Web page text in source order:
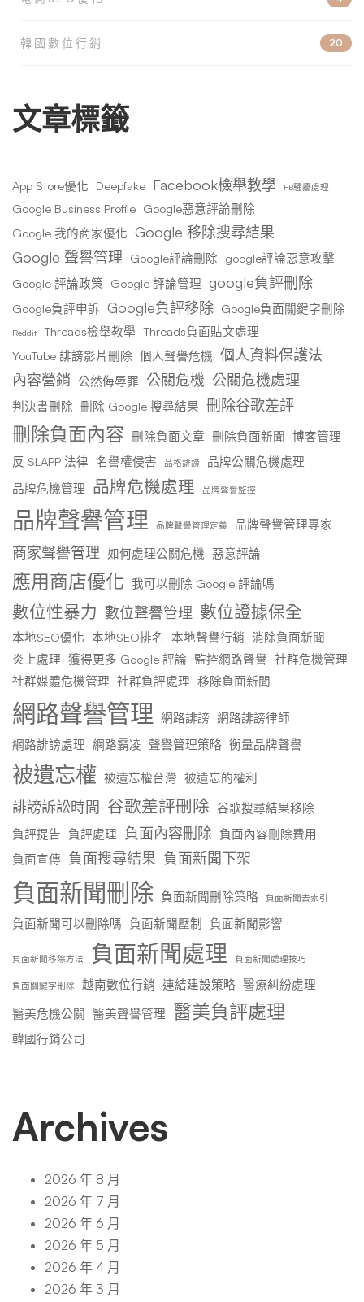
韓國數位行銷 20
文章標籤
App Store優化 Deepfake Facebook檢舉教學 FB騷擾處理
Google Business Profile Google惡意評論刪除
Google 我的商家優化 Google 移除搜尋結果
Google 聲譽管理 Google評論刪除 google評論惡意攻擊
Google 評論政策 Google 評論管理 google負評刪除
Google負評申訴 Google負評移除 Google負面關鍵字刪除
Reddit Threads檢舉教學 Threads負面貼文處理
YouTube 誹謗影片刪除 個人聲譽危機 個人資料保護法
內容營銷 公然侮辱罪 公關危機 公關危機處理
判決書刪除 刪除 Google 搜尋結果 刪除谷歌差評
刪除負面內容 刪除負面文章 刪除負面新聞 博客管理
反 SLAPP 法律 名譽權侵害 品格誹謗
品牌公關危機處理
品牌危機管理 品牌危機處理 品牌聲譽監控
品牌聲譽管理 品牌聲譽管理定義 品牌聲譽管理專家
商家聲譽管理 如何處理公關危機 惡意評論
應用商店優化 我可以刪除 Google 評論嗎
數位性暴力 數位聲譽管理 數位證據保全
本地SEO優化 本地SEO排名 本地聲譽行銷 消除負面新聞
炎上處理 獲得更多 Google 評論 監控網路聲譽 社群危機管理
社群媒體危機管理 社群負評處理 移除負面新聞
網路聲譽管理 網路誹謗 網路誹謗律師
網路誹謗處理 網路霸凌 聲譽管理策略 衡量品牌聲譽
被遺忘權 被遺忘權台灣 被遺忘的權利
誹謗訴訟時間 谷歌差評刪除 谷歌搜尋結果移除
負評提告 負評處理 負面內容刪除 負面內容刪除費用
負面宣傳 負面搜尋結果 負面新聞下架
負面新聞刪除 負面新聞刪除策略 負面新聞去索引
負面新聞可以刪除嗎 負面新聞壓制 負面新聞影響
負面新聞移除方法 負面新聞處理 負面新聞處理技巧
負面關鍵字刪除 越南數位行銷 連結建設策略 醫療糾紛處理
醫美危機公關 醫美聲譽管理 醫美負評處理
韓國行銷公司
Archives
2026 年 8 月
2026 年 7 月
2026 年 6 月
2026 年 5 月
2026 年 4 月
2026 年 3 月